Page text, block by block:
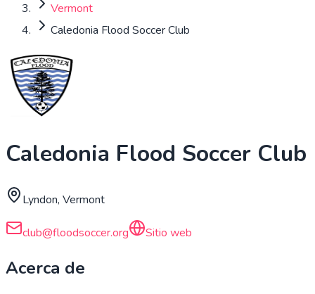
Vermont
Caledonia Flood Soccer Club
Caledonia Flood Soccer Club
Lyndon, Vermont
club@floodsoccer.org Sitio web
Acerca de